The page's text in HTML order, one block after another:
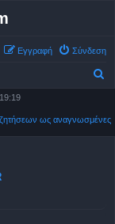
Σύνδεση
Εγγραφή
ως αναγνωσμένες